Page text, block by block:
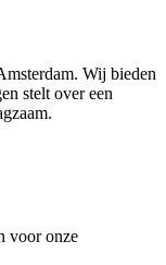
Wij bieden
stelt over een
voor onze